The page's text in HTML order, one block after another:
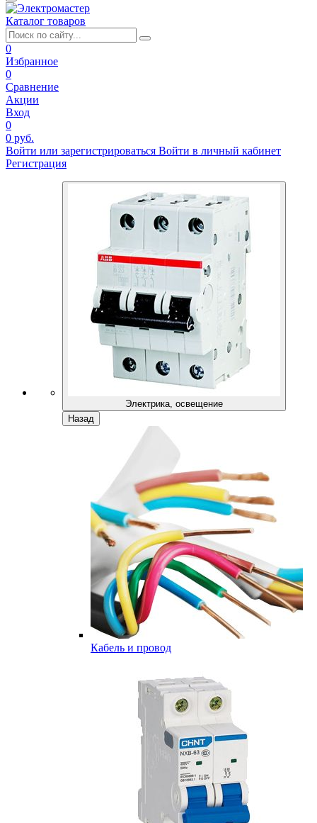
Каталог товаров
0
Избранное
0
Сравнение
Акции
Вход
0
0 руб.
Войти или зарегистрироваться Войти в личный кабинет
Регистрация
Электрика, освещение
Назад
Кабель и провод